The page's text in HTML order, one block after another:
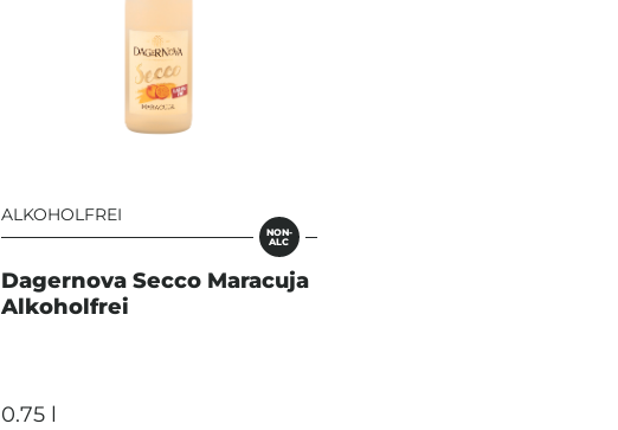
ALKOHOLFREI
NON-
ALC
Dagernova Secco Maracuja
Alkoholfrei
0.75 l